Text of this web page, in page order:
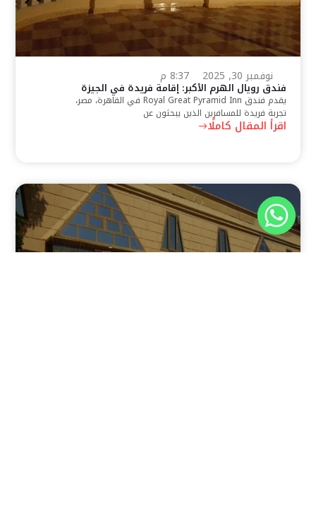
نوفمبر 30, 2025 8:37 م
فندق رويال الهرم الأكبر: إقامة فريدة في الجيزة
يقدم فندق Royal Great Pyramid Inn في القاهرة، مصر،
تجربة فريدة للمسافرين الذين يبحثون عن
اقرأ المقال كاملًا